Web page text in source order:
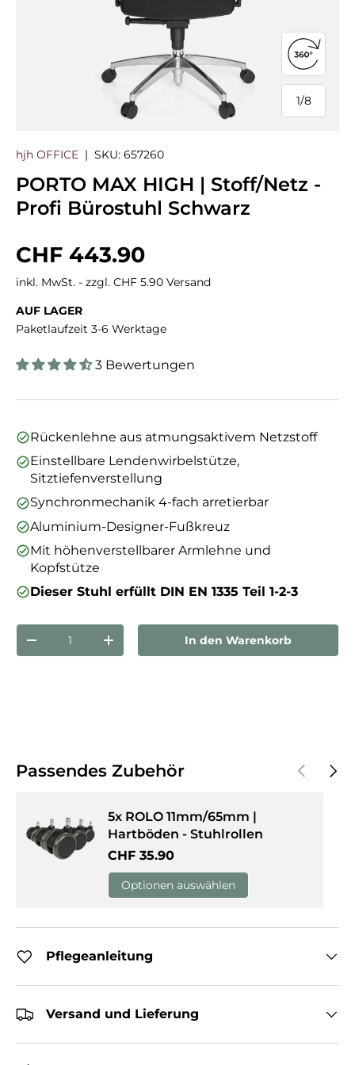
1/
von
8
360°-
hjh OFFICE | SKU: 657260
PORTO MAX HIGH | Stoff/Netz -
Profi Bürostuhl Schwarz
Normaler Preis
CHF 443.90
inkl. MwSt. - zzgl. CHF 5.90 Versand
AUF LAGER
Paketlaufzeit 3-6 Werktage
3 Bewertungen
Rückenlehne aus atmungsaktivem Netzstoff
Einstellbare Lendenwirbelstütze,
Sitztiefenverstellung
Synchronmechanik 4-fach arretierbar
Aluminium-Designer-Fußkreuz
Mit höhenverstellbarer Armlehne und
Kopfstütze
Dieser Stuhl erfüllt DIN EN 1335 Teil 1-2-3
Anzahl
Menge verringernMenge erhöhenIn den Warenkorb
Passendes Zubehör Vorherige
5x ROLO 11mm/65mm |
Hartböden - Stuhlrollen
Normaler Preis
CHF 35.90
Optionen auswählen
Pflegeanleitung
Versand und Lieferung